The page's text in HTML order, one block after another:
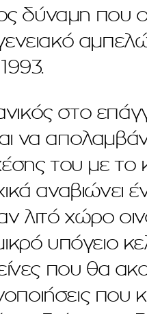
δύναμη
στο
να
του με το
αναβιώνει
χώρο
υπόγειο
που θα
που